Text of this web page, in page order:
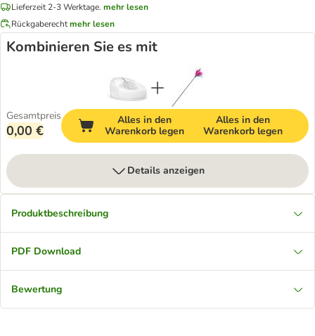
Lieferzeit 2-3 Werktage. mehr lesen
Rückgaberechtmehr lesen
Kombinieren Sie es mit
Gesamtpreis
0,00 €
Alles in den
Warenkorb legen
Alles in den
Warenkorb legen
Details anzeigen
Produktbeschreibung
PDF Download
Bewertung